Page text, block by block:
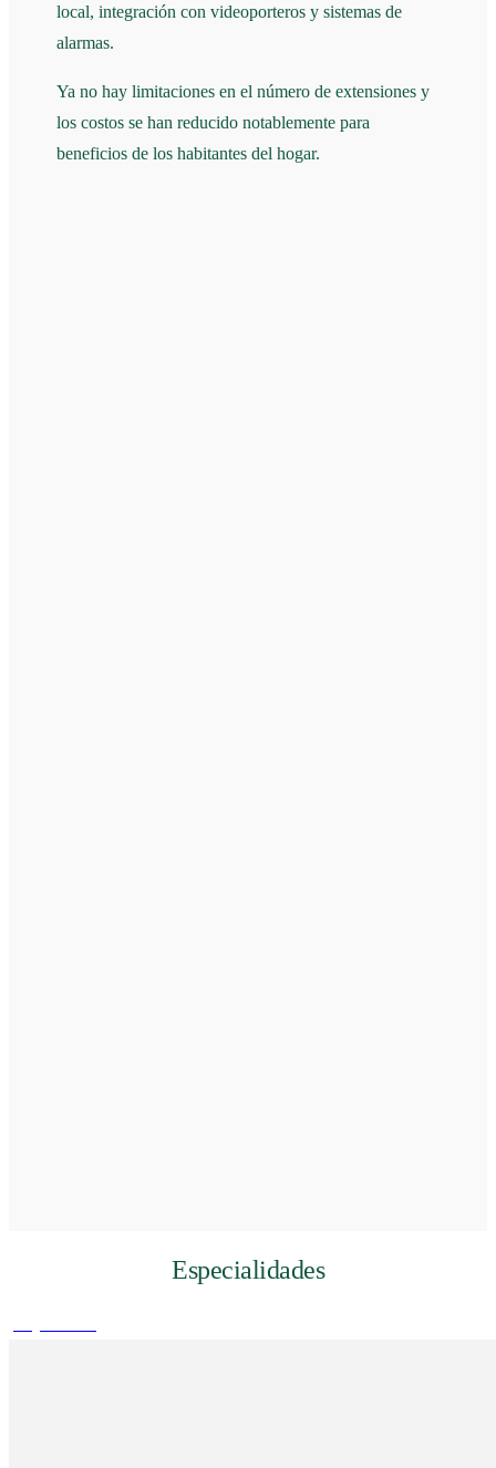
local, integración con videoporteros y sistemas de
alarmas.
Ya no hay limitaciones en el número de extensiones y
los costos se han reducido notablemente para
beneficios de los habitantes del hogar.
Especialidades